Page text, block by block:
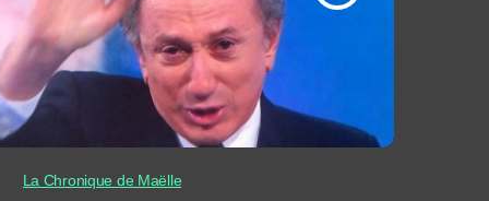
La Chronique de Maëlle